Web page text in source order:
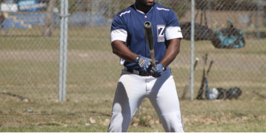
á